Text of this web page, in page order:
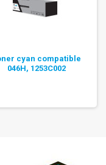
cyan compatible
046H, 1253C002